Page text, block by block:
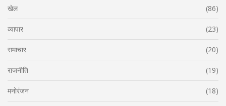
खेल (86)
व्यापार (23)
समाचार (20)
राजनीति (19)
मनोरंजन (18)